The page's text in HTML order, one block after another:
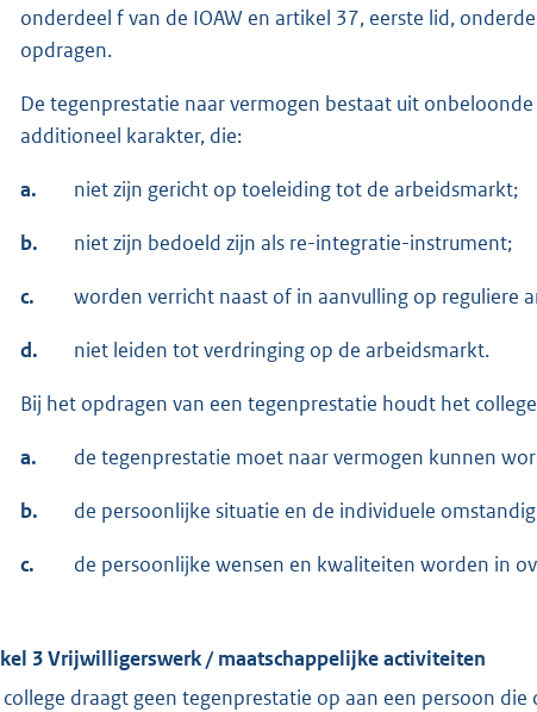
onderdeel f van de IOAW en artikel 37, eerste lid,
opdragen.
De tegenprestatie naar vermogen bestaat uit
additioneel karakter, die:
a. niet zijn gericht op toeleiding tot de arbeidsmarkt;
b. niet zijn bedoeld zijn als re-integratie-instrument;
c. worden verricht naast of in aanvulling op reguliere
d. niet leiden tot verdringing op de arbeidsmarkt.
Bij het opdragen van een tegenprestatie houdt het
a. de tegenprestatie moet naar vermogen kunnen
b. de persoonlijke situatie en de individuele
c. de persoonlijke wensen en kwaliteiten worden in
3 Vrijwilligerswerk / maatschappelijke activiteiten
draagt geen tegenprestatie op aan een persoon